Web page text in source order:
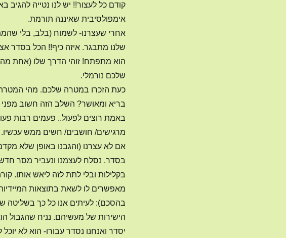
קודם כל לעצור!! יש לנו נטייה להגיב
אימפולסיבית שאיננה תורמת.
אחרי שעצרנו- לשמוח (בלב, בלי
שלנו מתבגר. איזה כיף!! הכל בסדר
הוא מתפתח! זוהי הדרך שלו (אחת
שלכם נורמלי.
כעת הזכרו במטרה שלכם. מהי המטרה
בריא ומאושר? השלב הזה חשוב מפני
באמת רוצים לפעול.. פעמים רבות
מרגישים/ חושבים/ חשים ממש עכשיו.
אם לא עצרנו (והגבנו באופן שלא
בסדר. נסלח לעצמנו ונעביר מסר
בקלילות ובלי לתת לזה ליאש אותו.
מאפשרים לו לשאת בתוצאות
בהסכם): לעיתים אנו כל כך בשליטה
הישירות של מעשיהם. נניח שהגבול
יסדר ואנחנו נסדר עבורו- הוא לא